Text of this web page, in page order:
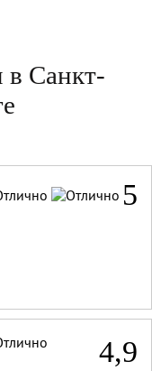
в Санкт-
5
4,9